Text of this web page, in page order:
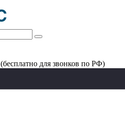
(бесплатно для звонков по РФ)